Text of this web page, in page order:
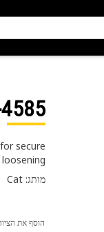
secure
מותג: Cat
הוסף את